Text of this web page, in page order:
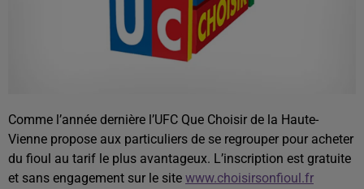
Comme l’année dernière l’UFC Que Choisir de la Haute-
Vienne propose aux particuliers de se regrouper pour acheter
du fioul au tarif le plus avantageux. L’inscription est gratuite
et sans engagement sur le site www.choisirsonfioul.fr